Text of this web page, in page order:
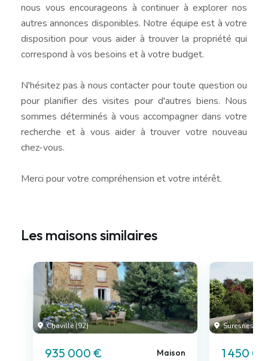
nous vous encourageons à continuer à explorer nos
autres annonces disponibles. Notre équipe est à votre
disposition pour vous aider à trouver la propriété qui
correspond à vos besoins et à votre budget.
N'hésitez pas à nous contacter pour toute question ou
pour planifier des visites pour d'autres biens. Nous
sommes déterminés à vous accompagner dans votre
recherche et à vous aider à trouver votre nouveau
chez-vous.
Merci pour votre compréhension et votre intérêt.
Les maisons similaires
Chaville (92)
935 000 € Maison
Suresnes (92)
1 450